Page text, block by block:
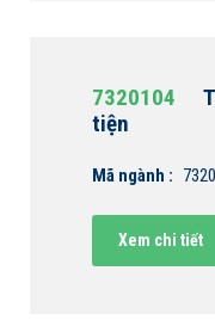
7320104
tiện
Mã ngành :
Xem chi tiết